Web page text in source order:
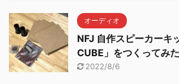
オーディオ
NFJ 自作スピーカーキ
CUBE」をつくってみた
2022/8/6